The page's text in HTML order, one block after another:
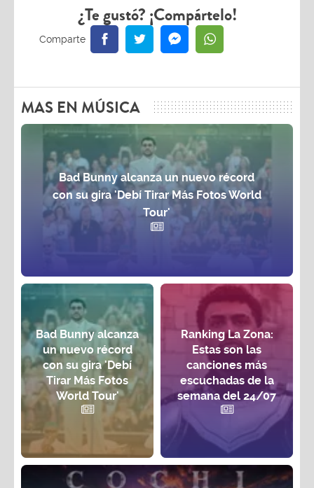
¿Te gustó? ¡Compártelo!
MAS EN MÚSICA
Bad Bunny alcanza un nuevo récord
con su gira 'Debí Tirar Más Fotos World
Tour'
Bad Bunny alcanza
un nuevo récord
con su gira 'Debí
Tirar Más Fotos
World Tour'
Ranking La Zona:
Estas son las
canciones más
escuchadas de la
semana del 24/07